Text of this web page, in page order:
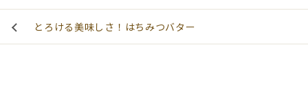
とろける美味しさ！はちみつバター